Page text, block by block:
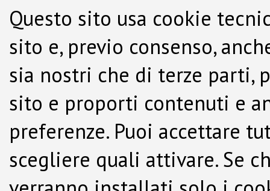
Questo sito usa cookie
sito e, previo consenso,
sia nostri che di terze parti,
sito e proporti contenuti e
preferenze. Puoi accettare
scegliere quali attivare. Se